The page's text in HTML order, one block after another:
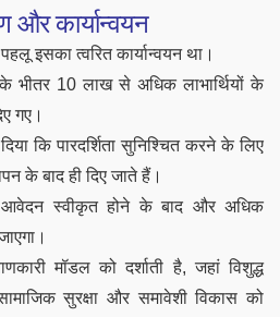
और कार्यान्वयन
इसका त्वरित कार्यान्वयन था।
भीतर 10 लाख से अधिक लाभार्थियों के
गए।
कि पारदर्शिता सुनिश्चित करने के लिए
के बाद ही दिए जाते हैं।
आवेदन स्वीकृत होने के बाद और अधिक
मॉडल को दर्शाती है, जहां विशुद्ध
सुरक्षा और समावेशी विकास को